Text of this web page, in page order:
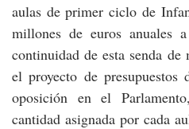
aulas de primer ciclo de
millones de euros anuales
continuidad de esta senda de
el proyecto de
oposición en el
cantidad asignada por cada